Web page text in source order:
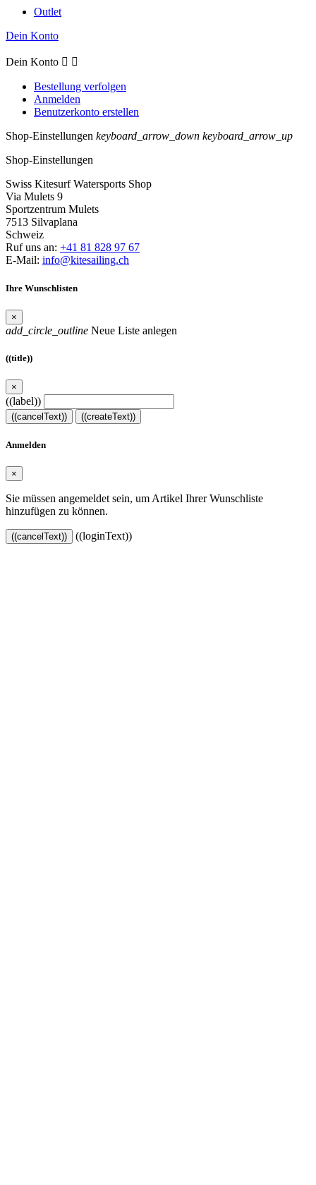
Outlet
Dein Konto
Dein Konto  
Bestellung verfolgen
Anmelden
Benutzerkonto erstellen
Shop-Einstellungen keyboard_arrow_down keyboard_arrow_up
Shop-Einstellungen
Swiss Kitesurf Watersports Shop
Via Mulets 9
Sportzentrum Mulets
7513 Silvaplana
Schweiz
Ruf uns an: +41 81 828 97 67
E-Mail: info@kitesailing.ch
Ihre Wunschlisten
×
add_circle_outline Neue Liste anlegen
((title))
×
((label))
((cancelText)) ((createText))
Anmelden
×
Sie müssen angemeldet sein, um Artikel Ihrer Wunschliste
hinzufügen zu können.
((cancelText)) ((loginText))